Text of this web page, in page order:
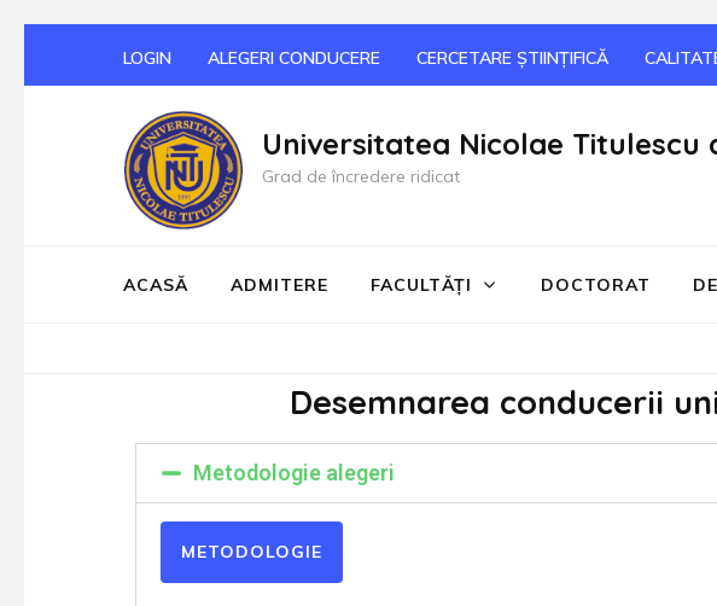
LOGIN ALEGERI CONDUCERE CERCETARE ȘTIINȚIFICĂ
Universitatea Nicolae Titulescu
Grad de încredere ridicat
ACASĂ ADMITERE FACULTĂȚI DOCTORAT
Desemnarea conducerii
Metodologie alegeri
METODOLOGIE